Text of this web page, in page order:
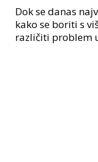
Dok se danas
kako se boriti s
različiti problem